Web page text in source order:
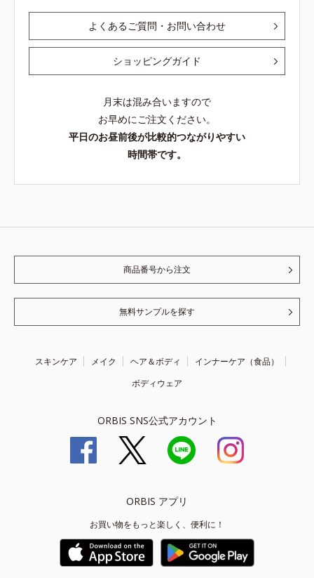
よくあるご質問・お問い合わせ
ショッピングガイド
月末は混み合いますので
お早めにご注文ください。
平日のお昼前後が比較的つながりやすい
時間帯です。
商品番号から注文
無料サンプルを探す
スキンケア メイク ヘア＆ボディ
インナーケア（食品）
ボディウェア
ORBIS SNS公式アカウント
ORBIS アプリ
お買い物をもっと楽しく、便利に！